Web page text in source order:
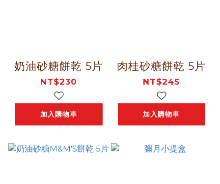
奶油砂糖餅乾 5片
NT$230
加入購物車
肉桂砂糖餅乾 5片
NT$245
加入購物車